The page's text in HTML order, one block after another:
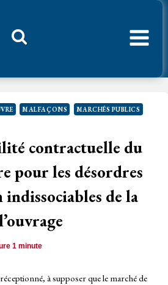
MALFAÇONS
MARCHÉS PUBLICS
contractuelle du
pour les désordres
de la
1 minute
à supposer que le marché de